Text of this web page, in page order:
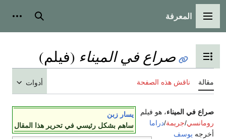
القائمة الرئيسية
المعرفة بحث
تبديل عرض جدول المحتويات
صراع في الميناء (فيلم)
مقالة ناقش هذه الصفحة أدوات
يسار زبن
ساهم بشكل رئيسي في تحرير هذا المقال
صراع في الميناء، هو فيلم
رومانسي/جريمة/دراما
أخرجه يوسف